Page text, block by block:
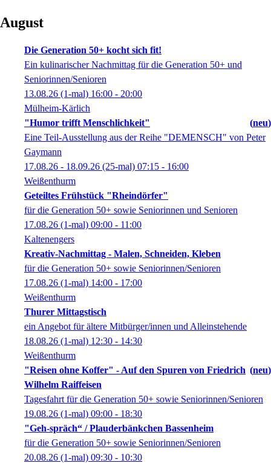
August
Die Generation 50+ kocht sich fit!
Ein kulinarischer Nachmittag für die Generation 50+ und
Seniorinnen/Senioren
13.08.26 (1-mal) 16:00 - 20:00
Mülheim-Kärlich
"Humor trifft Menschlichkeit"
neu
Eine Teil-Ausstellung aus der Reihe "DEMENSCH" von Peter
Gaymann
17.08.26 - 18.09.26 (25-mal) 07:15 - 16:00
Weißenthurm
Geteiltes Frühstück "Rheindörfer"
für die Generation 50+ sowie Seniorinnen und Senioren
17.08.26 (1-mal) 09:00 - 11:00
Kaltenengers
Kreativ-Nachmittag - Malen, Schneiden, Kleben
für die Generation 50+ sowie Seniorinnen/Senioren
17.08.26 (1-mal) 14:00 - 17:00
Weißenthurm
Thurer Mittagstisch
ein Angebot für ältere Mitbürger/innen und Alleinstehende
18.08.26 (1-mal) 12:30 - 14:30
Weißenthurm
"Reisen ohne Koffer" - Auf den Spuren von Friedrich
Wilhelm Raiffeisen
neu
Tagesfahrt für die Generation 50+ sowie Seniorinnen/Senioren
19.08.26 (1-mal) 09:00 - 18:30
"Geh-spräch“ / Plauderbänkchen Bassenheim
für die Generation 50+ sowie Seniorinnen/Senioren
20.08.26 (1-mal) 09:30 - 10:30